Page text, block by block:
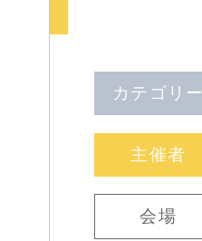
カテゴリー
主催者
会場